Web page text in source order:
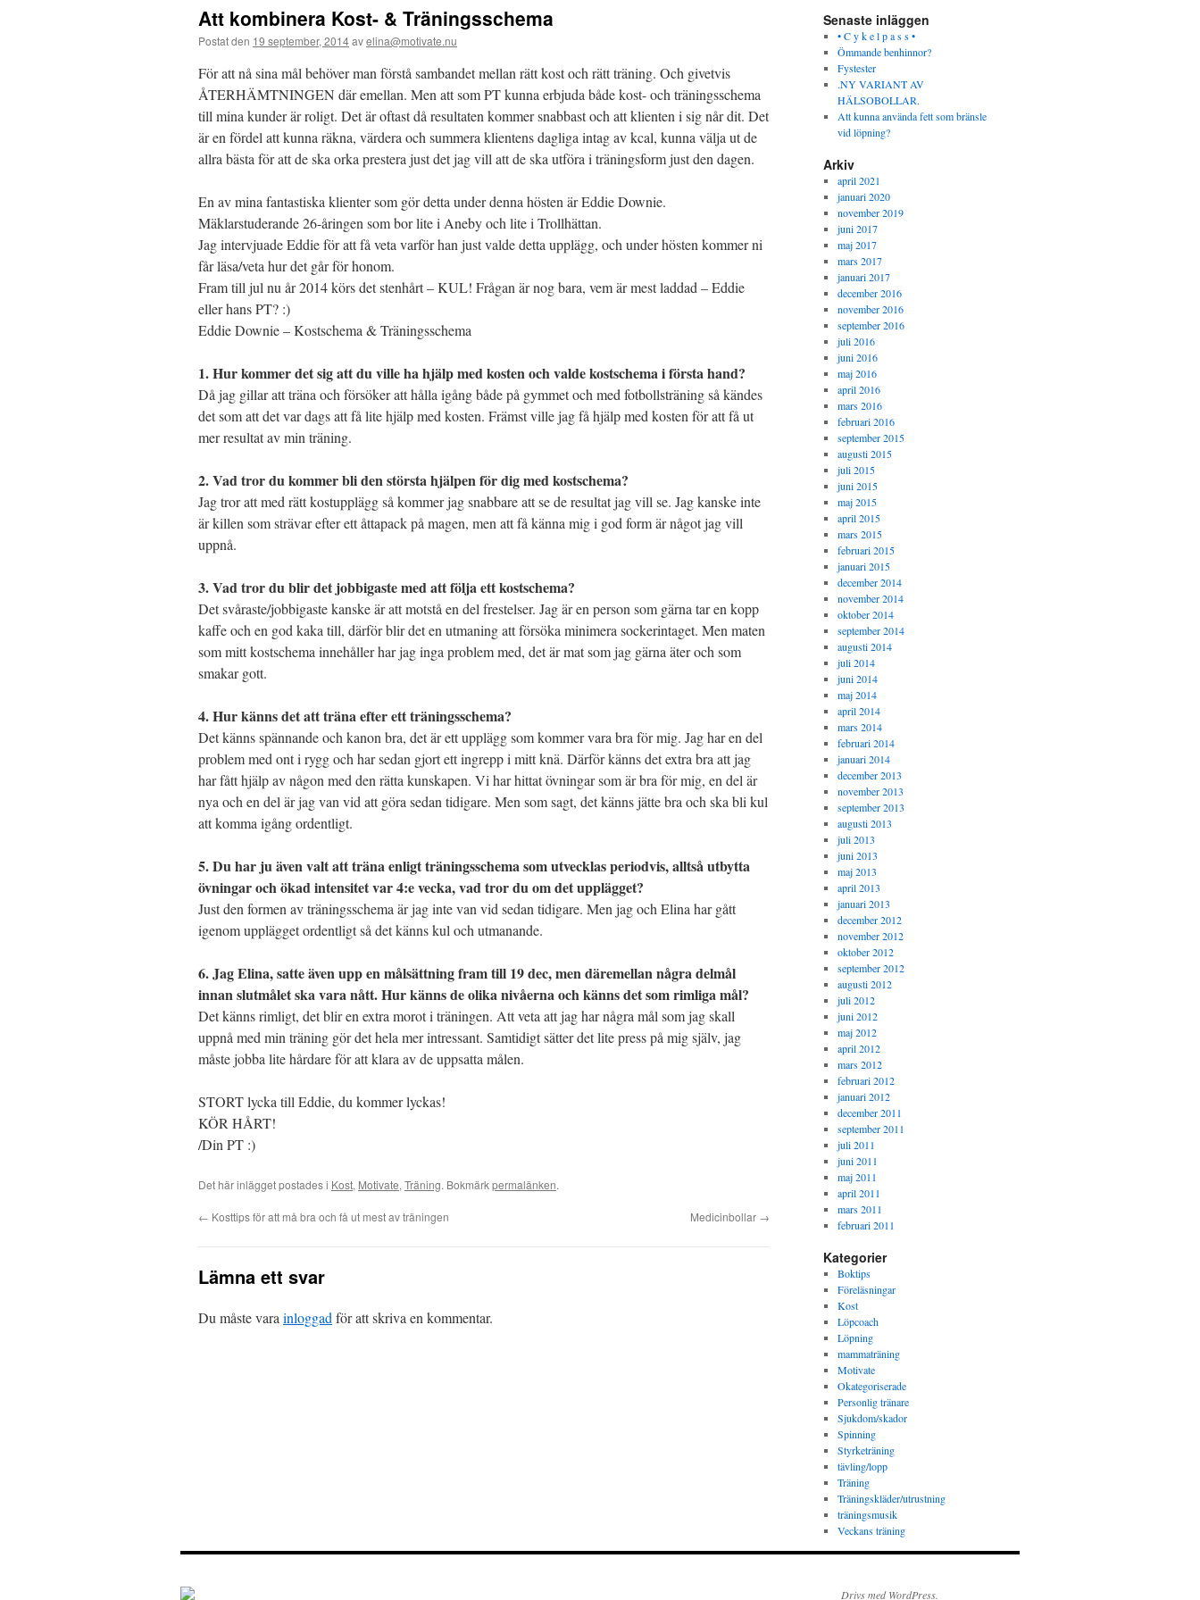
Att kombinera Kost- & Träningsschema
Postat den 19 september, 2014avelina@motivate.nu
För att nå sina mål behöver man förstå sambandet mellan rätt kost och rätt träning. Och givetvis
ÅTERHÄMTNINGEN där emellan. Men att som PT kunna erbjuda både kost- och träningsschema
till mina kunder är roligt. Det är oftast då resultaten kommer snabbast och att klienten i sig når dit. Det
är en fördel att kunna räkna, värdera och summera klientens dagliga intag av kcal, kunna välja ut de
allra bästa för att de ska orka prestera just det jag vill att de ska utföra i träningsform just den dagen.
En av mina fantastiska klienter som gör detta under denna hösten är Eddie Downie.
Mäklarstuderande 26-åringen som bor lite i Aneby och lite i Trollhättan.
Jag intervjuade Eddie för att få veta varför han just valde detta upplägg, och under hösten kommer ni
får läsa/veta hur det går för honom.
Fram till jul nu år 2014 körs det stenhårt – KUL! Frågan är nog bara, vem är mest laddad – Eddie
eller hans PT? :)
Eddie Downie – Kostschema & Träningsschema
1. Hur kommer det sig att du ville ha hjälp med kosten och valde kostschema i första hand?
Då jag gillar att träna och försöker att hålla igång både på gymmet och med fotbollsträning så kändes
det som att det var dags att få lite hjälp med kosten. Främst ville jag få hjälp med kosten för att få ut
mer resultat av min träning.
2. Vad tror du kommer bli den största hjälpen för dig med kostschema?
Jag tror att med rätt kostupplägg så kommer jag snabbare att se de resultat jag vill se. Jag kanske inte
är killen som strävar efter ett åttapack på magen, men att få känna mig i god form är något jag vill
uppnå.
3. Vad tror du blir det jobbigaste med att följa ett kostschema?
Det svåraste/jobbigaste kanske är att motstå en del frestelser. Jag är en person som gärna tar en kopp
kaffe och en god kaka till, därför blir det en utmaning att försöka minimera sockerintaget. Men maten
som mitt kostschema innehåller har jag inga problem med, det är mat som jag gärna äter och som
smakar gott.
4. Hur känns det att träna efter ett träningsschema?
Det känns spännande och kanon bra, det är ett upplägg som kommer vara bra för mig. Jag har en del
problem med ont i rygg och har sedan gjort ett ingrepp i mitt knä. Därför känns det extra bra att jag
har fått hjälp av någon med den rätta kunskapen. Vi har hittat övningar som är bra för mig, en del är
nya och en del är jag van vid att göra sedan tidigare. Men som sagt, det känns jätte bra och ska bli kul
att komma igång ordentligt.
5. Du har ju även valt att träna enligt träningsschema som utvecklas periodvis, alltså utbytta
övningar och ökad intensitet var 4:e vecka, vad tror du om det upplägget?
Just den formen av träningsschema är jag inte van vid sedan tidigare. Men jag och Elina har gått
igenom upplägget ordentligt så det känns kul och utmanande.
6. Jag Elina, satte även upp en målsättning fram till 19 dec, men däremellan några delmål
innan slutmålet ska vara nått. Hur känns de olika nivåerna och känns det som rimliga mål?
Det känns rimligt, det blir en extra morot i träningen. Att veta att jag har några mål som jag skall
uppnå med min träning gör det hela mer intressant. Samtidigt sätter det lite press på mig själv, jag
måste jobba lite hårdare för att klara av de uppsatta målen.
STORT lycka till Eddie, du kommer lyckas!
KÖR HÅRT!
/Din PT :)
Det här inlägget postades i Kost, Motivate, Träning. Bokmärkpermalänken.
← Kosttips för att må bra och få ut mest av träningen Medicinbollar →
Lämna ett svar
Du måste vara inloggad för att skriva en kommentar.
Senaste inläggen
• C y k e l p a s s •
Ömmande benhinnor?
Fystester
.NY VARIANT AV
HÄLSOBOLLAR.
Att kunna använda fett som bränsle
vid löpning?
Arkiv
april 2021
januari 2020
november 2019
juni 2017
maj 2017
mars 2017
januari 2017
december 2016
november 2016
september 2016
juli 2016
juni 2016
maj 2016
april 2016
mars 2016
februari 2016
september 2015
augusti 2015
juli 2015
juni 2015
maj 2015
april 2015
mars 2015
februari 2015
januari 2015
december 2014
november 2014
oktober 2014
september 2014
augusti 2014
juli 2014
juni 2014
maj 2014
april 2014
mars 2014
februari 2014
januari 2014
december 2013
november 2013
september 2013
augusti 2013
juli 2013
juni 2013
maj 2013
april 2013
januari 2013
december 2012
november 2012
oktober 2012
september 2012
augusti 2012
juli 2012
juni 2012
maj 2012
april 2012
mars 2012
februari 2012
januari 2012
december 2011
september 2011
juli 2011
juni 2011
maj 2011
april 2011
mars 2011
februari 2011
Kategorier
Boktips
Föreläsningar
Kost
Löpcoach
Löpning
mammaträning
Motivate
Okategoriserade
Personlig tränare
Sjukdom/skador
Spinning
Styrketräning
tävling/lopp
Träning
Träningskläder/utrustning
träningsmusik
Veckans träning
Drivs med WordPress.